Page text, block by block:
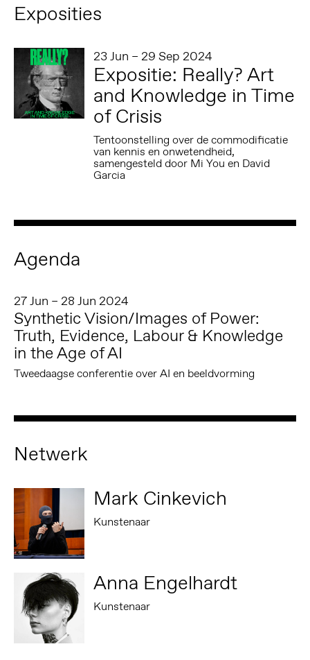
Exposities
23 Jun – 29 Sep 2024
Expositie: Really? Art
and Knowledge in Time
of Crisis
Tentoonstelling over de commodificatie
van kennis en onwetendheid,
samengesteld door Mi You en David
Garcia
Agenda
27 Jun – 28 Jun 2024
Synthetic Vision/Images of Power:
Truth, Evidence, Labour & Knowledge
in the Age of AI
Tweedaagse conferentie over AI en beeldvorming
Netwerk
Mark Cinkevich
Kunstenaar
Anna Engelhardt
Kunstenaar